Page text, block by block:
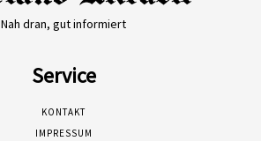
Nah dran, gut informiert
Service
KONTAKT
IMPRESSUM